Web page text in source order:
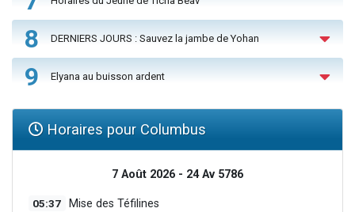
8 DERNIERS JOURS : Sauvez la jambe de Yohan
9 Elyana au buisson ardent
Horaires pour Columbus
7 Août 2026 - 24 Av 5786
05:37 Mise des Téfilines